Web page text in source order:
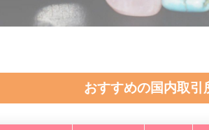
おすすめの国内取引